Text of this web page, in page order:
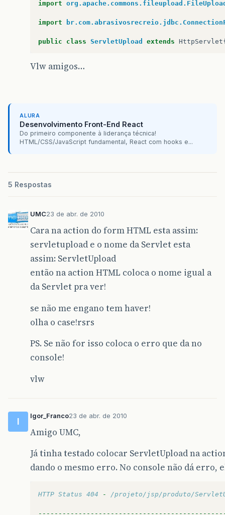
import
import
public class ServletUpload extends HttpServlet
public void doPost( HttpServletRequest
doGet(request, response);
public void doGet (HttpServletRequest
boolean isMultiPart
ServletFileUpload
String
try {
item . isFormField
Vlw amigos…
ALURA
Desenvolvimento Front-End React
Do primeiro componente à liderança técnica!
HTML/CSS/JavaScript fundamental, React com hooks e...
5 Respostas
UMC23 de abr. de 2010
Cara na action do form HTML esta assim:
servletupload e o nome da Servlet esta
assim: ServletUpload
então na action HTML coloca o nome igual a
da Servlet pra ver!
se não me engano tem haver!
olha o case!rsrs
PS. Se não for isso coloca o erro que da no
console!
vlw
I
Igor_Franco23 de abr. de 2010
Amigo UMC,
Já tinha testado colocar ServletUpload na
dando o mesmo erro. No console não dá erro,
HTTP Status 404 - /projeto/jsp/produto/